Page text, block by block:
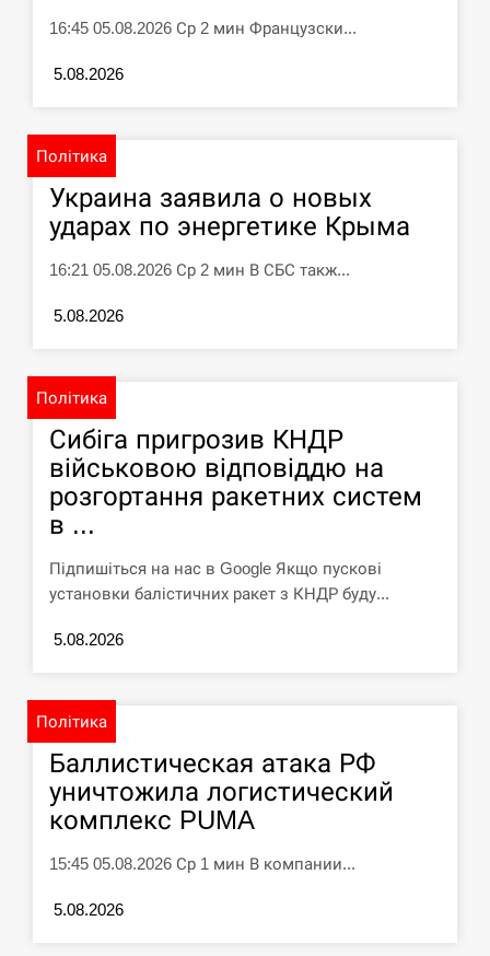
16:45 05.08.2026 Ср 2 мин Французски...
5.08.2026
Політика
Украина заявила о новых
ударах по энергетике Крыма
16:21 05.08.2026 Ср 2 мин В СБС такж...
5.08.2026
Політика
Сибіга пригрозив КНДР
військовою відповіддю на
розгортання ракетних систем
в ...
Підпишіться на нас в Google Якщо пускові
установки балістичних ракет з КНДР буду...
5.08.2026
Політика
Баллистическая атака РФ
уничтожила логистический
комплекс PUMA
15:45 05.08.2026 Ср 1 мин В компании...
5.08.2026